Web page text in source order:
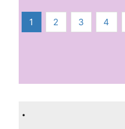
1 2 3 4
.